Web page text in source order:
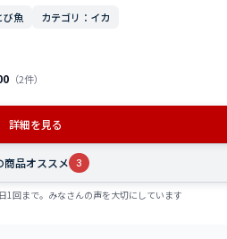
び魚 カテゴリ：イカ
（2件）
詳細を見る
商品オススメ 3
回まで。みなさんの声を大切にしています